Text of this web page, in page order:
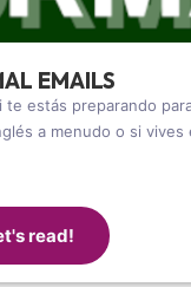
EMAILS
estás preparando
a menudo o si
read!